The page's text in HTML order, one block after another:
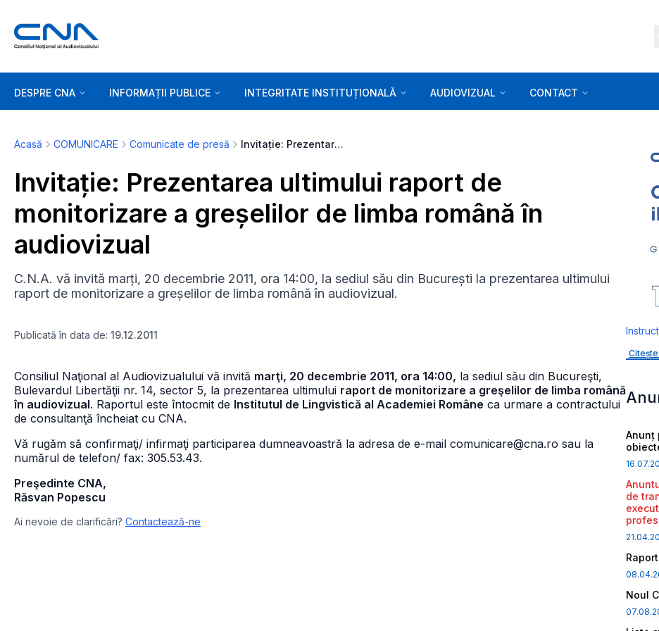
DESPRE CNA INFORMAȚII PUBLICE INTEGRITATE INSTITUȚIONALĂ AUDIOVIZUAL CONTACT
Acasă COMUNICARE Comunicate de presă Invitație: Prezentarea ultimului raport de monitorizare a greșelilor de limba română în audiovizual
Invitație: Prezentarea ultimului raport de
monitorizare a greșelilor de limba română în
audiovizual
C.N.A. vă invită marți, 20 decembrie 2011, ora 14:00, la sediul său din București la prezentarea ultimului
raport de monitorizare a greșelilor de limba română în audiovizual.
Publicată în data de: 19.12.2011
Consiliul Naţional al Audiovizualului vă invită marţi, 20 decembrie 2011, ora 14:00, la sediul său din Bucureşti,
Bulevardul Libertăţii nr. 14, sector 5, la prezentarea ultimului raport de monitorizare a greşelilor de limba română
în audiovizual. Raportul este întocmit de Institutul de Lingvistică al Academiei Române ca urmare a contractului
de consultanţă încheiat cu CNA.
Vă rugăm să confirmaţi/ infirmaţi participarea dumneavoastră la adresa de e-mail comunicare@cna.ro sau la
numărul de telefon/ fax: 305.53.43.
Preşedinte CNA,
Răsvan Popescu
Ai nevoie de clarificări? Contactează-ne
Anunț
de
Noul